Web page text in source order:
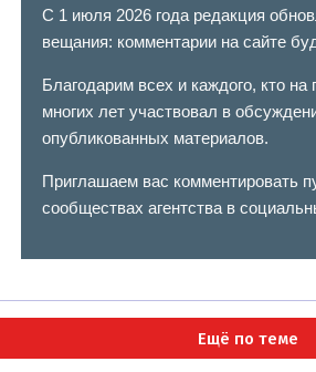
С 1 июля 2026 года редакция
вещания: комментарии на сайте
Благодарим всех и каждого, кто на
многих лет участвовал в
опубликованных материалов.
Приглашаем вас комментировать
сообществах агентства в
Ещё по теме